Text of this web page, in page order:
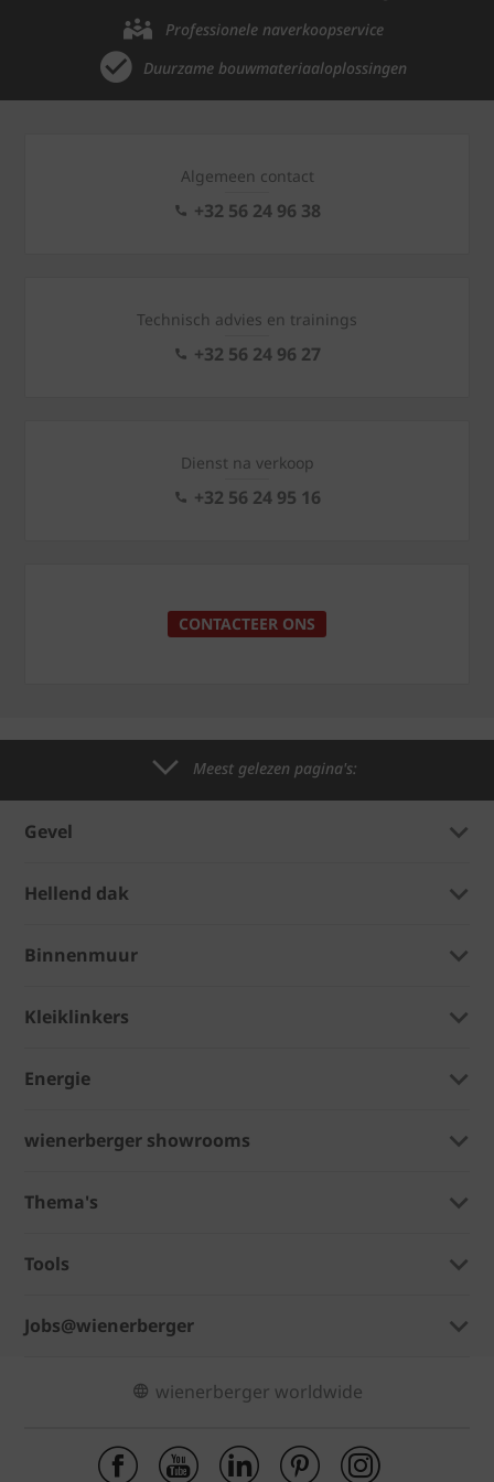
Professionele naverkoopservice
Duurzame bouwmateriaaloplossingen
Algemeen contact
+32 56 24 96 38
Technisch advies en trainings
+32 56 24 96 27
Dienst na verkoop
+32 56 24 95 16
CONTACTEER ONS
Meest gelezen pagina's:
Gevel
Hellend dak
Binnenmuur
Kleiklinkers
Energie
wienerberger showrooms
Thema's
Tools
Jobs@wienerberger
wienerberger worldwide